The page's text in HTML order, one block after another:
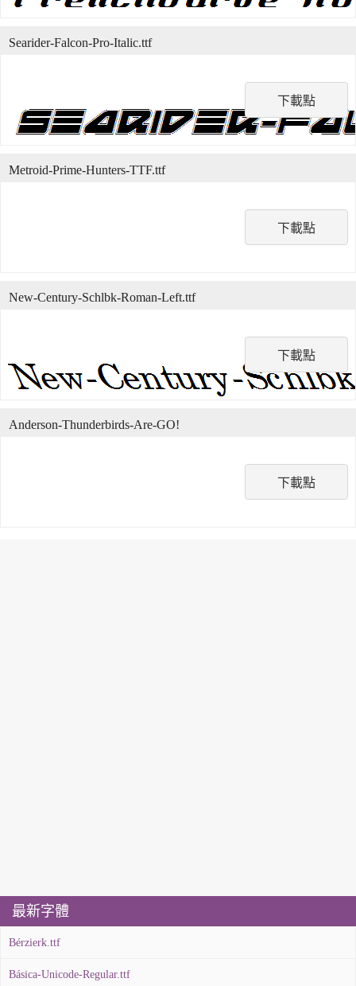
下載點
Searider-Falcon-Pro-Italic.ttf
下載點
Metroid-Prime-Hunters-TTF.ttf
下載點
New-Century-Schlbk-Roman-Left.ttf
下載點
Anderson-Thunderbirds-Are-GO!
最新字體
Bérzierk.ttf
Básica-Unicode-Regular.ttf